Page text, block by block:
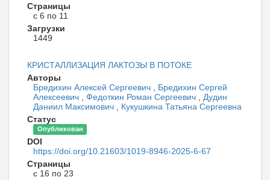
Страницы
с 6 по 11
Загрузки
1449
КРИСТАЛЛИЗАЦИЯ ЛАКТОЗЫ В ПОТОКЕ
Авторы
Бредихин Алексей Сергеевич
Бредихин Сергей
Алексеевич
Федоткин Роман Сергеевич
Дудин
Даниил Максимович
Кукушкина Татьяна Сергеевна
Статус
Опубликован
DOI
https://doi.org/10.21603/1019-8946-2025-6-67
Страницы
с 16 по 23